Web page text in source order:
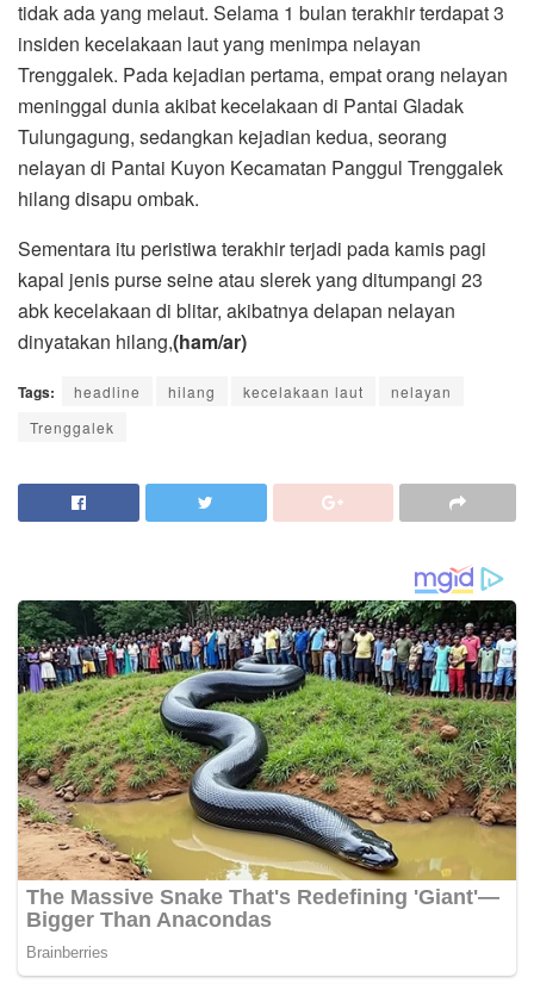
tidak ada yang melaut. Selama 1 bulan terakhir terdapat 3
insiden kecelakaan laut yang menimpa nelayan
Trenggalek. Pada kejadian pertama, empat orang nelayan
meninggal dunia akibat kecelakaan di Pantai Gladak
Tulungagung, sedangkan kejadian kedua, seorang
nelayan di Pantai Kuyon Kecamatan Panggul Trenggalek
hilang disapu ombak.
Sementara itu peristiwa terakhir terjadi pada kamis pagi
kapal jenis purse seine atau slerek yang ditumpangi 23
abk kecelakaan di blitar, akibatnya delapan nelayan
dinyatakan hilang,(ham/ar)
Tags: headline hilang kecelakaan laut
nelayan
Trenggalek